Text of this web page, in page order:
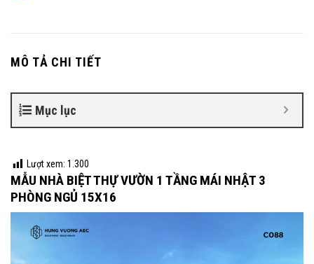
MÔ TẢ CHI TIẾT
Mục lục
Lượt xem: 1.300
MẪU NHÀ BIỆT THỰ VƯỜN 1 TẦNG MÁI NHẬT 3
PHÒNG NGỦ 15X16